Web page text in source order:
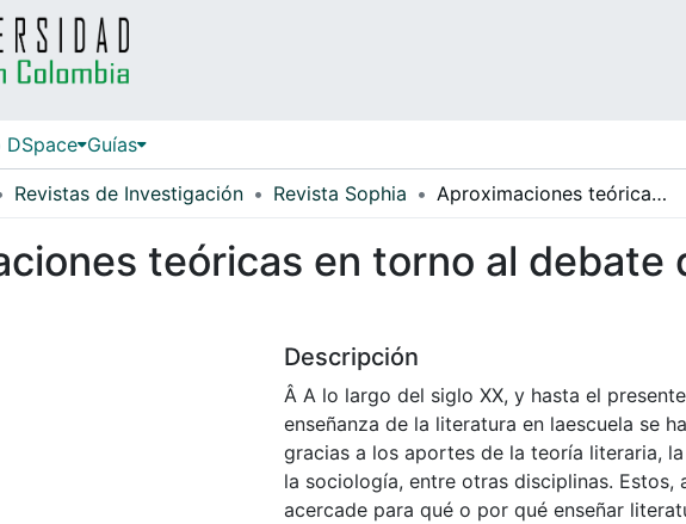
DSpace Guías
Revistas de Investigación Revista Sophia Aproximaciones teóricas en torno al debate de la literatura en la escuela
teóricas en torno al debate
Descripción
Â A lo largo del siglo XX, y hasta el
enseñanza de la literatura en laescuela se
gracias a los aportes de la teoría literaria,
la sociología, entre otras disciplinas. Estos,
acercade para qué o por qué enseñar